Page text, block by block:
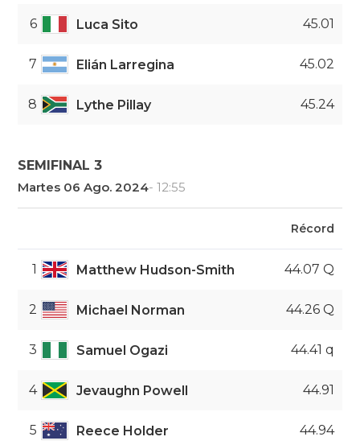
6 Luca Sito 45.01
7 Elián Larregina 45.02
8 Lythe Pillay 45.24
SEMIFINAL 3
Martes 06 Ago. 2024- 12:55
Récord
1 Matthew Hudson-Smith 44.07 Q
2 Michael Norman 44.26 Q
3 Samuel Ogazi 44.41 q
4 Jevaughn Powell 44.91
5 Reece Holder 44.94